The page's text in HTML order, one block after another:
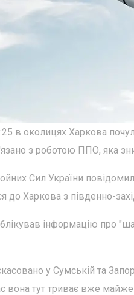
в околицях Харкова
з роботою ППО, яка
Сил України
до Харкова з південно-
інформацію про
у Сумській та
вона тут триває вже